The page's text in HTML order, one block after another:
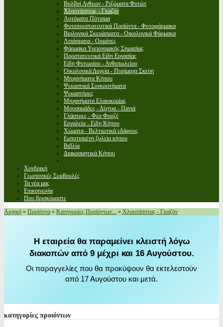
Βολβοί Ανθεων - Ριζώματα Φυτών
Χλοοτάπητας - Γκαζόν
Αυτόματο Πότισμα
Φυτοπροστατευτικά Προϊόντα - Φυτοφάρμακα
Βιολογικά Σκευάσματα - Οικολογικά Φάρμακα
Λιπάσματα - Ορμόνες
Φάρμακα Υγειονομικής Σημασίας
Προστατευτικά Είδη Εργασίας
Είδη Φυτωρίου - Ανθοπωλείου
Οικολογικά Δοχεία - Πυρίμαχα Σκεύη
Μηχανήματα Κήπου
Ψεκαστικά Συγκροτήματα
Ψεκαστήρες
Μηχανήματα Ελαιοκομίας
Μουσαμάδες - Δίχτυα - Πανιά
Γλάστρες - Φερ Φορζέ
Εργαλεία - Είδη Κήπου
Χώματα - Βελτιωτικά εδάφους
Εμποτισμένη ξυλεία κήπου
Βιβλία
Διακοσμητικά Κήπου
Χονδρική
Γεωπονικές Συμβουλές
Τα νέα μας
Επικοινωνία
Που βρισκόμαστε
Αρχική » Προϊόντα » Κατηγορίες Προϊόντων... » Χλοοτάπητας - Γκαζόν
Η εταιρεία θα παραμείνει κλειστή λόγω
διακοπών από 9 μέχρι και 16 Αυγούστου.
Οι παραγγελίες που θα προκύψουν θα εκτελεστούν
από 17 Αυγούστου και μετά.
κατηγορίες προιόντων